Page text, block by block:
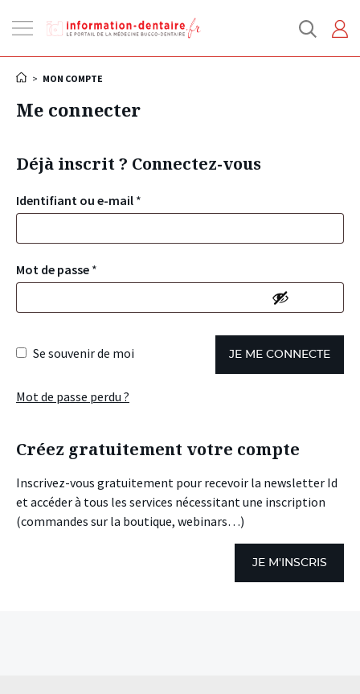
la
> MON COMPTE
Me connecter
Déjà inscrit ? Connectez-vous
Identifiant ou e-mail *
Mot de passe *
Se souvenir de moi JE ME CONNECTE
Mot de passe perdu ?
Créez gratuitement votre compte
Inscrivez-vous gratuitement pour recevoir la newsletter Id
et accéder à tous les services nécessitant une inscription
(commandes sur la boutique, webinars…)
JE M'INSCRIS